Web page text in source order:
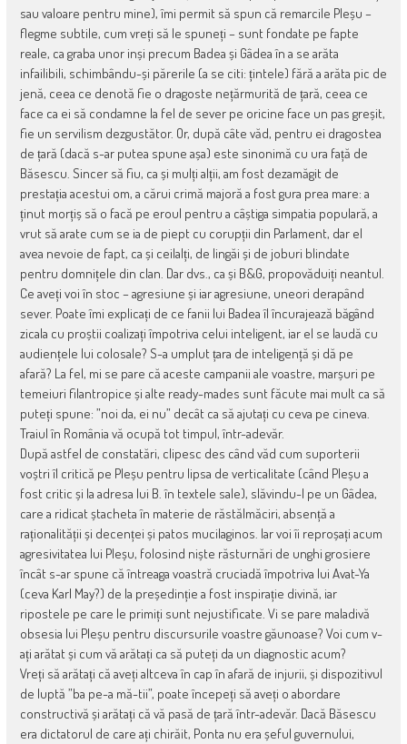
sau valoare pentru mine), îmi permit să spun că remarcile Pleșu –
flegme subtile, cum vreți să le spuneți – sunt fondate pe fapte
reale, ca graba unor inși precum Badea și Gâdea în a se arăta
infailibili, schimbându-și părerile (a se citi: țintele) fără a arăta pic de
jenă, ceea ce denotă fie o dragoste nețărmurită de țară, ceea ce
face ca ei să condamne la fel de sever pe oricine face un pas greșit,
fie un servilism dezgustător. Or, după câte văd, pentru ei dragostea
de țară (dacă s-ar putea spune așa) este sinonimă cu ura față de
Băsescu. Sincer să fiu, ca și mulți alții, am fost dezamăgit de
prestația acestui om, a cărui crimă majoră a fost gura prea mare: a
ținut morțiș să o facă pe eroul pentru a câștiga simpatia populară, a
vrut să arate cum se ia de piept cu corupții din Parlament, dar el
avea nevoie de fapt, ca și ceilalți, de lingăi și de joburi blindate
pentru domnițele din clan. Dar dvs., ca și B&G, propovăduiți neantul.
Ce aveți voi în stoc – agresiune și iar agresiune, uneori derapând
sever. Poate îmi explicați de ce fanii lui Badea îl încurajează băgând
zicala cu proștii coalizați împotriva celui inteligent, iar el se laudă cu
audiențele lui colosale? S-a umplut țara de inteligență și dă pe
afară? La fel, mi se pare că aceste campanii ale voastre, marșuri pe
temeiuri filantropice și alte ready-mades sunt făcute mai mult ca să
puteți spune: ”noi da, ei nu” decât ca să ajutați cu ceva pe cineva.
Traiul în România vă ocupă tot timpul, într-adevăr.
După astfel de constatări, clipesc des când văd cum suporterii
voștri îl critică pe Pleșu pentru lipsa de verticalitate (când Pleșu a
fost critic și la adresa lui B. în textele sale), slăvindu-l pe un Gâdea,
care a ridicat ștacheta în materie de răstălmăciri, absență a
raționalității și decenței și patos mucilaginos. Iar voi îi reproșați acum
agresivitatea lui Pleșu, folosind niște răsturnări de unghi grosiere
încât s-ar spune că întreaga voastră cruciadă împotriva lui Avat-Ya
(ceva Karl May?) de la președinție a fost inspirație divină, iar
ripostele pe care le primiți sunt nejustificate. Vi se pare maladivă
obsesia lui Pleșu pentru discursurile voastre găunoase? Voi cum v-
ați arătat și cum vă arătați ca să puteți da un diagnostic acum?
Vreți să arătați că aveți altceva în cap în afară de injurii, și dispozitivul
de luptă ”ba pe-a mă-tii”, poate începeți să aveți o abordare
constructivă și arătați că vă pasă de țară într-adevăr. Dacă Băsescu
era dictatorul de care ați chirăit, Ponta nu era șeful guvernului,